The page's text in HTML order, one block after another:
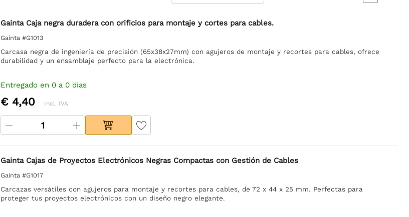
Gainta Caja negra duradera con orificios para montaje y cortes para cables.
Gainta #G1013
Carcasa negra de ingeniería de precisión (65x38x27mm) con agujeros de montaje y recortes para cables, ofrece
durabilidad y un ensamblaje perfecto para la electrónica.
Entregado en 0 a 0 días
€ 4,40 Incl. IVA
Gainta Cajas de Proyectos Electrónicos Negras Compactas con Gestión de Cables
Gainta #G1017
Carcazas versátiles con agujeros para montaje y recortes para cables, de 72 x 44 x 25 mm. Perfectas para
proteger tus proyectos electrónicos con un diseño negro elegante.